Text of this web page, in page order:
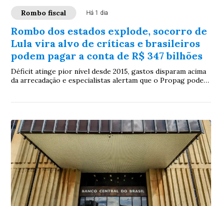
Rombo fiscal Há 1 dia
Rombo dos estados explode, socorro de
Lula vira alvo de críticas e brasileiros
podem pagar a conta de R$ 347 bilhões
Déficit atinge pior nível desde 2015, gastos disparam acima
da arrecadação e especialistas alertam que o Propag pode